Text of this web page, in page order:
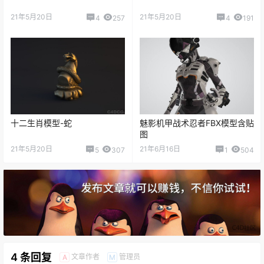
21年5月20日 4 257 21年5月20日 4 191
十二生肖模型-蛇
21年5月20日 5 307
魅影机甲战术忍者FBX模型含贴
图
21年6月16日 1 504
4 条回复 A 文章作者 M 管理员